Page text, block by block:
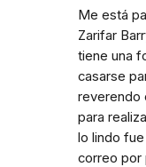
Me está
Zarifar
tiene una
casarse
reverendo
para
lo lindo
correo por